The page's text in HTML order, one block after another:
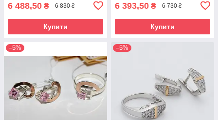
6 488,50 ₴ 6 830 ₴
Купити
6 393,50 ₴ 6 730 ₴
Купити
–5% –5%